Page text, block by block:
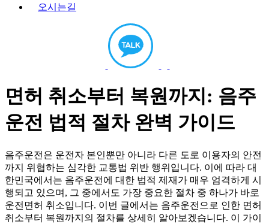
오시는길
면허 취소부터 복원까지: 음주
운전 법적 절차 완벽 가이드
음주운전은 운전자 본인뿐만 아니라 다른 도로 이용자의 안전
까지 위협하는 심각한 교통법 위반 행위입니다. 이에 따라 대
한민국에서는 음주운전에 대한 법적 제재가 매우 엄격하게 시
행되고 있으며, 그 중에서도 가장 중요한 절차 중 하나가 바로
운전면허 취소입니다. 이번 글에서는 음주운전으로 인한 면허
취소부터 복원까지의 절차를 상세히 알아보겠습니다. 이 가이